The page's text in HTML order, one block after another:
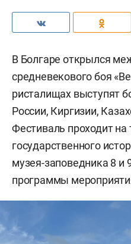
В Болгаре открылся
средневекового боя
ристалищах выступят
России, Киргизии,
Фестиваль проходит на
государственного
музея-заповедника 8 и
программы